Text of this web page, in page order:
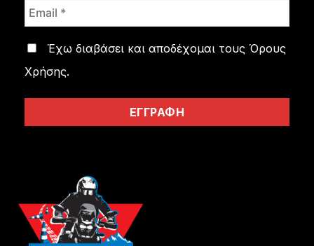
Έχω διαβάσει και αποδέχομαι τους Όρους
Χρήσης.